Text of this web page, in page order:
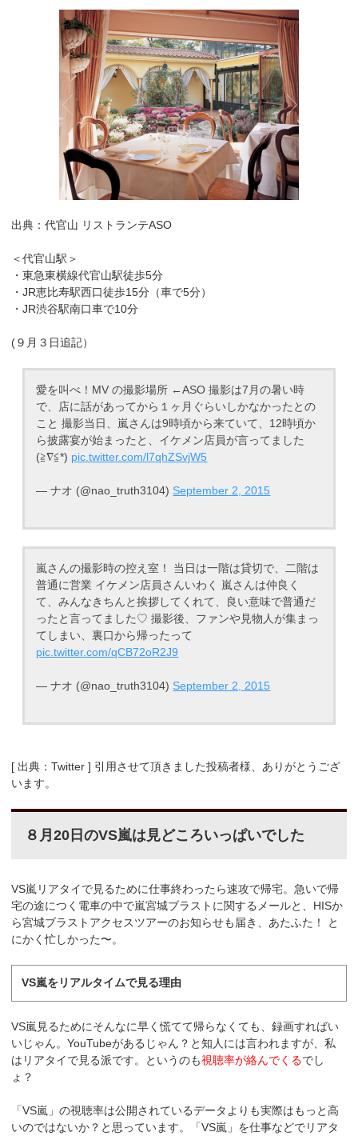
出典：代官山 リストランテASO
＜代官山駅＞
・東急東横線代官山駅徒歩5分
・JR恵比寿駅西口徒歩15分（車で5分）
・JR渋谷駅南口車で10分
(９月３日追記）
愛を叫べ！MV の撮影場所 ←ASO 撮影は7月の暑い時
で、店に話があってから１ヶ月ぐらいしかなかったとの
こと 撮影当日、嵐さんは9時頃から来ていて、12時頃か
ら披露宴が始まったと、イケメン店員が言ってました
(≧∇≦*) pic.twitter.com/l7qhZSvjW5
— ナオ (@nao_truth3104) September 2, 2015
嵐さんの撮影時の控え室！ 当日は一階は貸切で、二階は
普通に営業 イケメン店員さんいわく 嵐さんは仲良く
て、みんなきちんと挨拶してくれて、良い意味で普通だ
ったと言ってました♡ 撮影後、ファンや見物人が集まっ
てしまい、裏口から帰ったって
pic.twitter.com/qCB72oR2J9
— ナオ (@nao_truth3104) September 2, 2015
[ 出典：Twitter ] 引用させて頂きました投稿者様、ありがとうござ
います。
８月20日のVS嵐は見どころいっぱいでした
VS嵐リアタイで見るために仕事終わったら速攻で帰宅。急いで帰
宅の途につく電車の中で嵐宮城ブラストに関するメールと、HISか
ら宮城ブラストアクセスツアーのお知らせも届き、あたふた！ と
にかく忙しかった〜。
VS嵐をリアルタイムで見る理由
VS嵐見るためにそんなに早く慌てて帰らなくても、録画すればい
いじゃん。YouTubeがあるじゃん？と知人には言われますが、私
はリアタイで見る派です。というのも視聴率が絡んでくるでし
ょ？
「VS嵐」の視聴率は公開されているデータよりも実際はもっと高
いのではないか？と思っています。「VS嵐」を仕事などでリアタ